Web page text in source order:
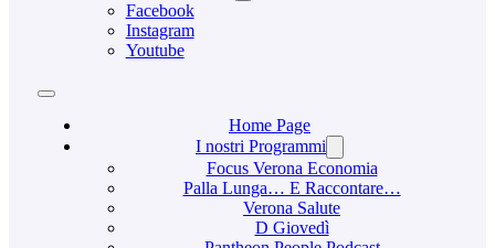
Facebook
Instagram
Youtube
Home Page
I nostri Programmi
Focus Verona Economia
Palla Lunga… E Raccontare…
Verona Salute
D Giovedì